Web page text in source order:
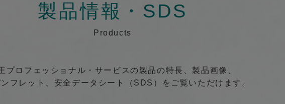
製品情報・SDS
Products
プロフェッショナル・サービスの製品の特長、製品画像、
フレット、安全データシート（SDS）をご覧いただけます。